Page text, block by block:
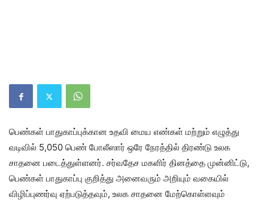
பெண்கள் பாதுகாப்புக்கான உதவி மைய எண்கள் மற்றும் எழுத்து
வடிவில் 5,050 பெண் போலீஸார் ஒரே நேரத்தில் திரண்டு உலக
சாதனை படைத்துள்ளனர். சர்வதேச மகளிர் தினத்தை முன்னிட்டு,
பெண்கள் பாதுகாப்பு குறித்து அனைவரும் அறியும் வகையில்
விழிப்புணர்வு ஏற்படுத்தவும், உலக சாதனை மேற்கொள்ளவும்